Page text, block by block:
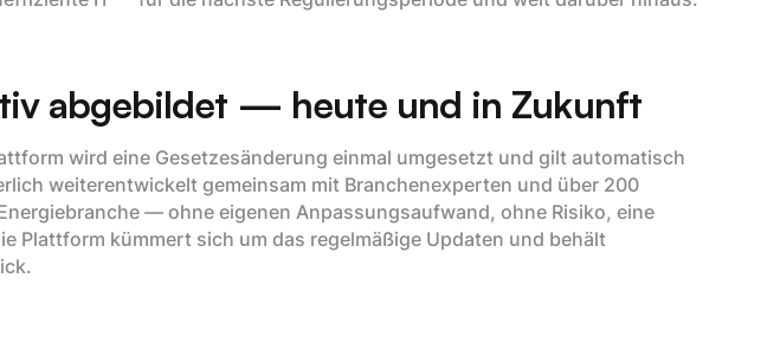
abgebildet — heute und in Zukunft
wird eine Gesetzesänderung einmal umgesetzt und gilt automatisch
weiterentwickelt gemeinsam mit Branchenexperten und über 200
— ohne eigenen Anpassungsaufwand, ohne Risiko, eine
Plattform kümmert sich um das regelmäßige Updaten und behält